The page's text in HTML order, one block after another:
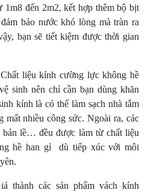
1m8 đến 2m2, kết hợp thêm bộ bịt
bảo nước khó lòng mà tràn ra
bạn sẽ tiết kiệm được thời gian
Chất liệu kính cường lực không hề
sinh nên chỉ cần bạn dùng khăn
kính là có thể làm sạch nhà tắm
mất nhiều công sức. Ngoài ra, các
bản lề… đều được làm từ chất liệu
hề han gỉ dù tiếp xúc với môi
thành các sản phẩm vách kính